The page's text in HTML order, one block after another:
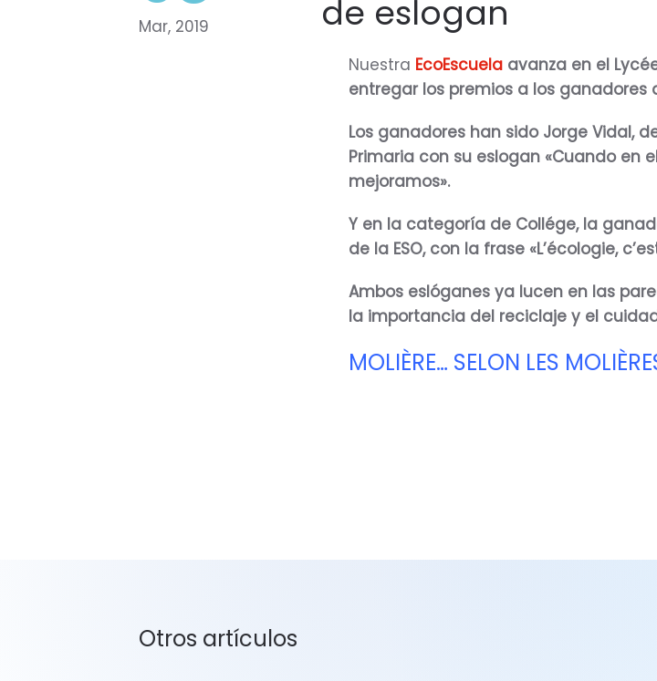
Mar, 2019
de eslogan
Nuestra EcoEscuela avanza en el
entregar los premios a los ganadores
Los ganadores han sido Jorge Vidal,
Primaria con su eslogan «Cuando en
mejoramos».
Y en la categoría de Collége, la
de la ESO, con la frase «L’écologie,
Ambos eslóganes ya lucen en las
la importancia del reciclaje y el
MOLIÈRE… SELON LES
Otros artículos